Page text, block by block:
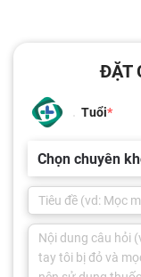
ĐẶT
Tuổi
Chọn chuyên